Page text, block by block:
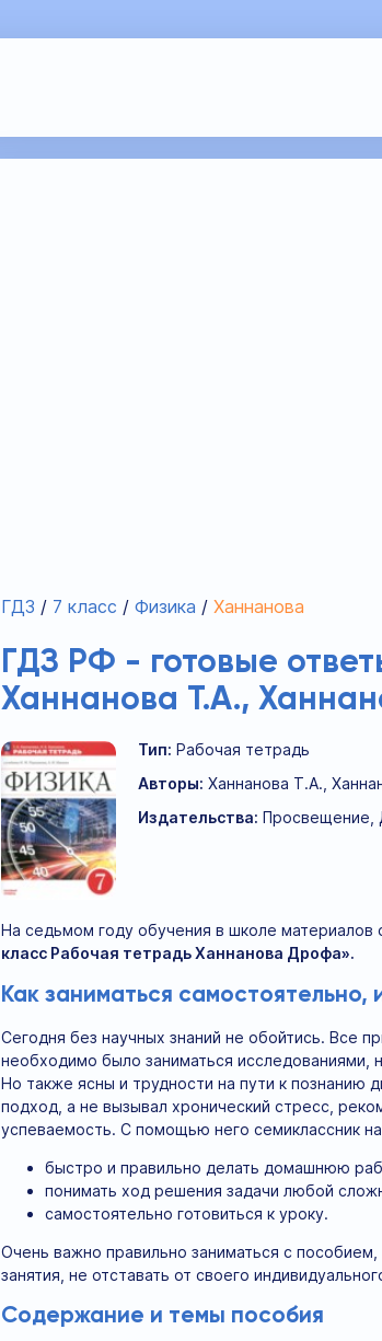
ГДЗ 7 класс Физика Ханнанова
ГДЗ РФ - готовые
Ханнанова Т.А.,
Тип: Рабочая тетрадь
Авторы: Ханнанова Т.А.,
Издательства: Просвещение,
На седьмом году обучения в школе
класс Рабочая тетрадь Ханнанова Дрофа».
Как заниматься самостоятельно,
Сегодня без научных знаний не обойтись. Все
необходимо было заниматься
Но также ясны и трудности на пути к познанию
подход, а не вызывал хронический стресс,
успеваемость. С помощью него семиклассник
быстро и правильно делать домашнюю
понимать ход решения задачи любой
самостоятельно готовиться к уроку.
Очень важно правильно заниматься с
занятия, не отставать от своего
Содержание и темы пособия